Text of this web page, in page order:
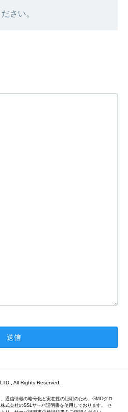
さい。
All Rights Reserved.
通信情報の暗号化と実在性の証明のため、GMOグロ
式会社のSSLサーバ証明書を使用しております。 セ